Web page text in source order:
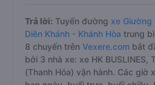
Trả lời: Tuyến đường xe Giường
Diên Khánh - Khánh Hòa trung
8 chuyến trên Vexere.com bắt
bởi 3 nhà xe: xe HK BUSLINES,
(Thanh Hóa) vận hành. Các giờ